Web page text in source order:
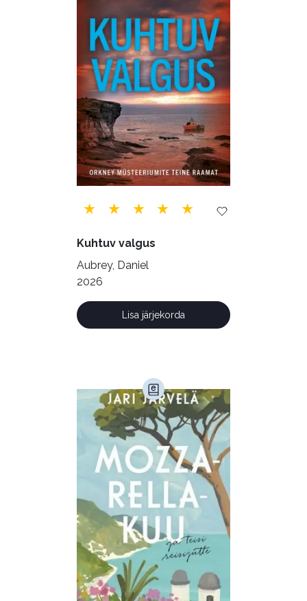
Õppekirjandus (48)
Ühiskond (168)
Kuhtuv valgus
Aubrey, Daniel
2026
Lisa järjekorda